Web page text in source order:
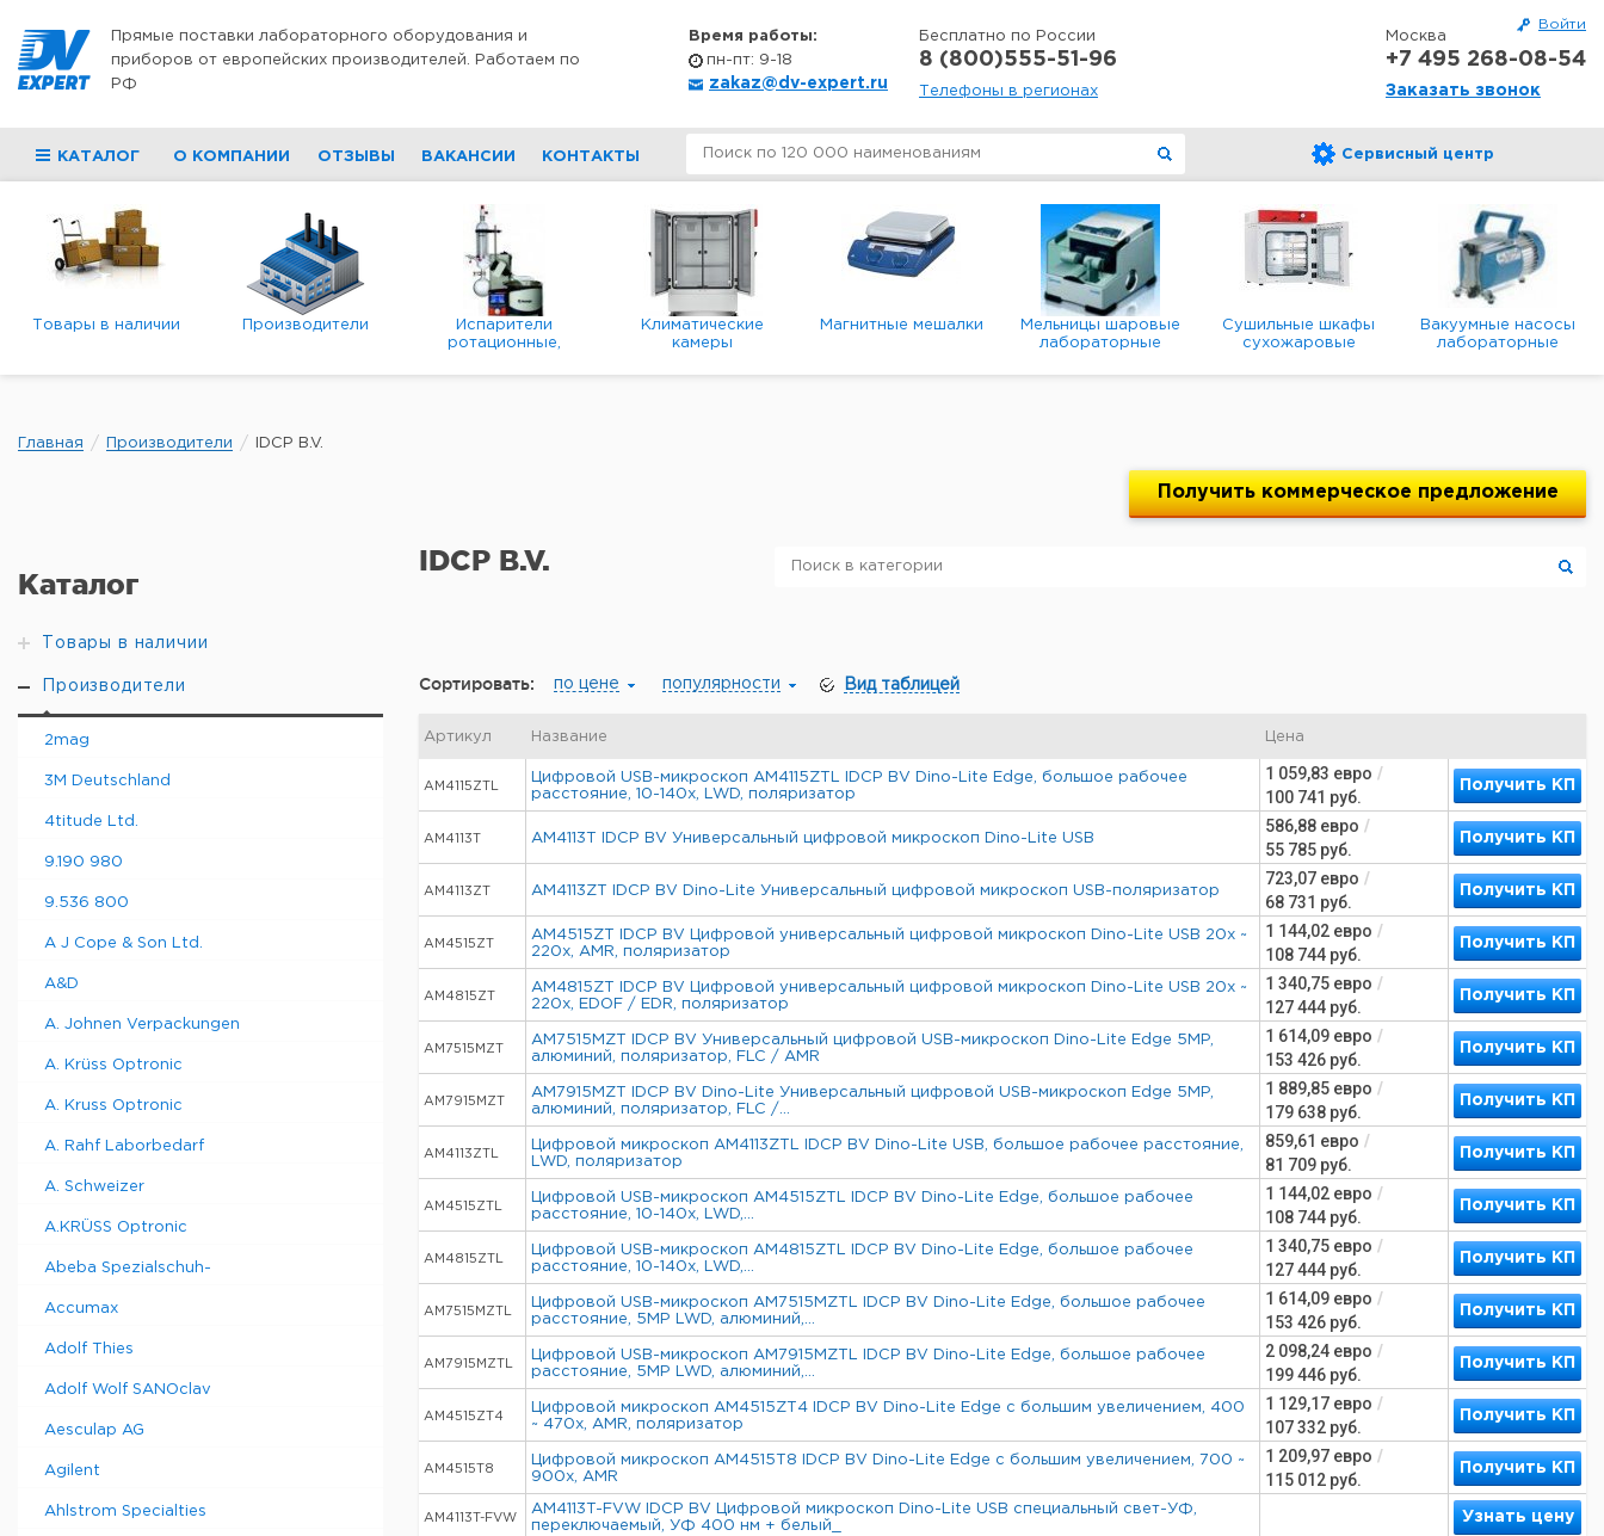
Войти
Прямые поставки лабораторного оборудования и
приборов от европейских производителей. Работаем по
РФ
Время работы:
пн-пт: 9-18
zakaz@dv-expert.ru
Бесплатно по России
8 (800)555-51-96
Телефоны в регионах
Москва
+7 495 268-08-54
Заказать звонок
КАТАЛОГ О КОМПАНИИ ОТЗЫВЫ ВАКАНСИИ КОНТАКТЫ Сервисный центр
Товары в наличии Производители
Испарители
ротационные,
вакуумные
Климатические
камеры
Магнитные мешалки
Мельницы шаровые
лабораторные
Сушильные шкафы
сухожаровые
Вакуумные насосы
лабораторные
мембранные
Главная Производители IDCP B.V.
Получить коммерческое предложение
Каталог
Товары в наличии
Производители
2mag
3M Deutschland
4titude Ltd.
9.190 980
9.536 800
A J Cope & Son Ltd.
A&D
A. Johnen Verpackungen
A. Krüss Optronic
A. Kruss Optronic
A. Rahf Laborbedarf
A. Schweizer
A.KRÜSS Optronic
Abeba Spezialschuh-
Accumax
Adolf Thies
Adolf Wolf SANOclav
Aesculap AG
Agilent
Ahlstrom Specialties
IDCP B.V.
Сортировать: по цене популярности Вид таблицей
Артикул Название Цена
AM4115ZTL
Цифровой USB-микроскоп AM4115ZTL IDCP BV Dino-Lite Edge, большое рабочее
расстояние, 10-140x, LWD, поляризатор
1 059,83 евро /
100 741 руб.
Получить КП
AM4113T AM4113T IDCP BV Универсальный цифровой микроскоп Dino-Lite USB
586,88 евро /
55 785 руб.
Получить КП
AM4113ZT AM4113ZT IDCP BV Dino-Lite Универсальный цифровой микроскоп USB-поляризатор
723,07 евро /
68 731 руб.
Получить КП
AM4515ZT
AM4515ZT IDCP BV Цифровой универсальный цифровой микроскоп Dino-Lite USB 20x ~
220x, AMR, поляризатор
1 144,02 евро /
108 744 руб.
Получить КП
AM4815ZT
AM4815ZT IDCP BV Цифровой универсальный цифровой микроскоп Dino-Lite USB 20x ~
220x, EDOF / EDR, поляризатор
1 340,75 евро /
127 444 руб.
Получить КП
AM7515MZT
AM7515MZT IDCP BV Универсальный цифровой USB-микроскоп Dino-Lite Edge 5MP,
алюминий, поляризатор, FLC / AMR
1 614,09 евро /
153 426 руб.
Получить КП
AM7915MZT
AM7915MZT IDCP BV Dino-Lite Универсальный цифровой USB-микроскоп Edge 5MP,
алюминий, поляризатор, FLC /...
1 889,85 евро /
179 638 руб.
Получить КП
AM4113ZTL
Цифровой микроскоп AM4113ZTL IDCP BV Dino-Lite USB, большое рабочее расстояние,
LWD, поляризатор
859,61 евро /
81 709 руб.
Получить КП
AM4515ZTL
Цифровой USB-микроскоп AM4515ZTL IDCP BV Dino-Lite Edge, большое рабочее
расстояние, 10-140x, LWD,...
1 144,02 евро /
108 744 руб.
Получить КП
AM4815ZTL
Цифровой USB-микроскоп AM4815ZTL IDCP BV Dino-Lite Edge, большое рабочее
расстояние, 10-140x, LWD,...
1 340,75 евро /
127 444 руб.
Получить КП
AM7515MZTL
Цифровой USB-микроскоп AM7515MZTL IDCP BV Dino-Lite Edge, большое рабочее
расстояние, 5MP LWD, алюминий,...
1 614,09 евро /
153 426 руб.
Получить КП
AM7915MZTL
Цифровой USB-микроскоп AM7915MZTL IDCP BV Dino-Lite Edge, большое рабочее
расстояние, 5MP LWD, алюминий,...
2 098,24 евро /
199 446 руб.
Получить КП
AM4515ZT4
Цифровой микроскоп AM4515ZT4 IDCP BV Dino-Lite Edge с большим увеличением, 400
~ 470x, AMR, поляризатор
1 129,17 евро /
107 332 руб.
Получить КП
AM4515T8
Цифровой микроскоп AM4515T8 IDCP BV Dino-Lite Edge с большим увеличением, 700 ~
900x, AMR
1 209,97 евро /
115 012 руб.
Получить КП
AM4113T-FVW
AM4113T-FVW IDCP BV Цифровой микроскоп Dino-Lite USB специальный свет-УФ,
переключаемый, УФ 400 нм + белый_
Узнать цену